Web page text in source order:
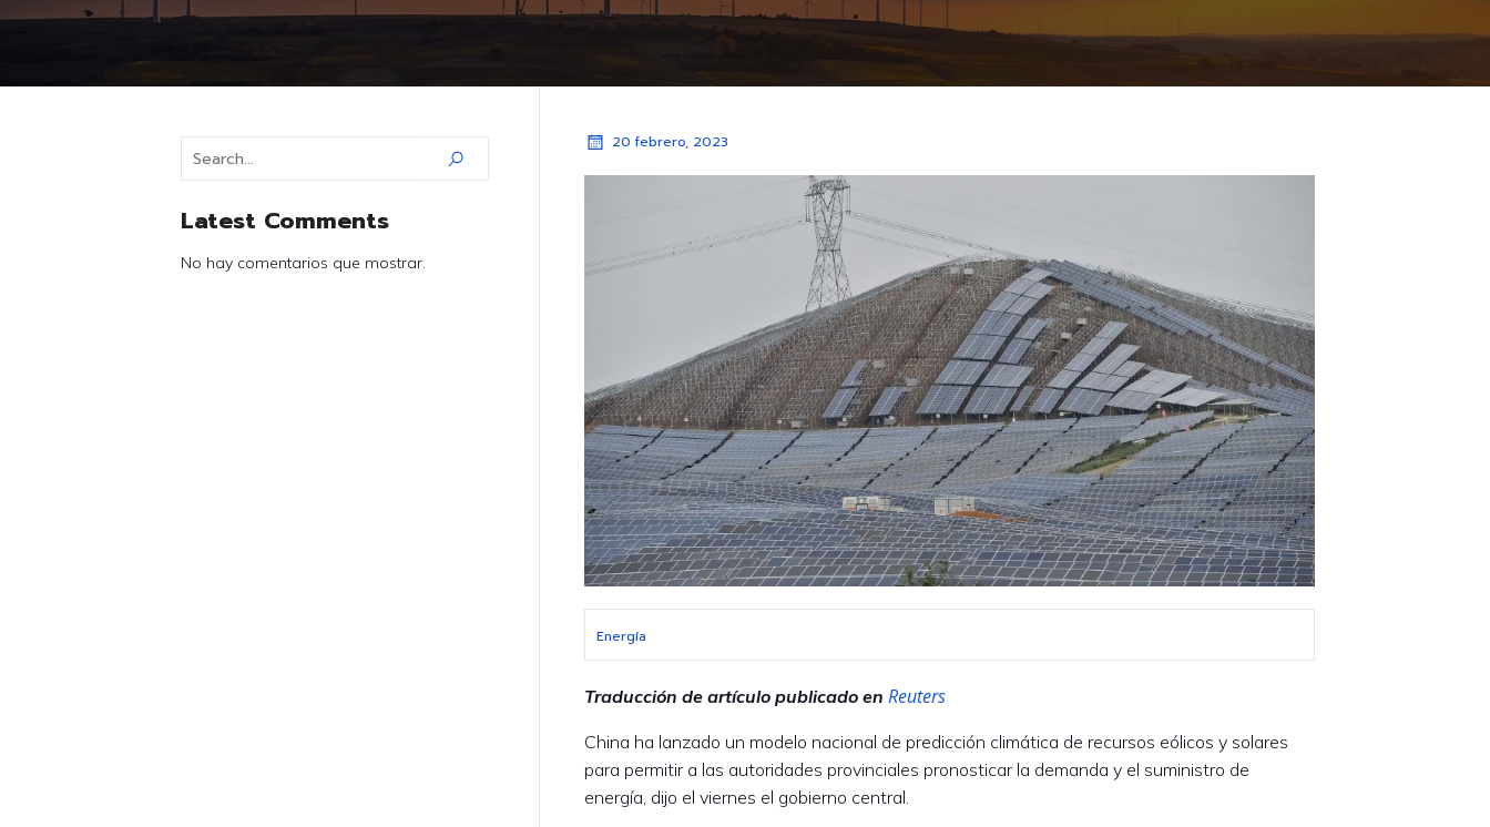
Latest Comments
No hay comentarios que mostrar.
20 febrero, 2023
Energía
Traducción de artículo publicado en Reuters
China ha lanzado un modelo nacional de predicción climática de recursos eólicos y solares
para permitir a las autoridades provinciales pronosticar la demanda y el suministro de
energía, dijo el viernes el gobierno central.